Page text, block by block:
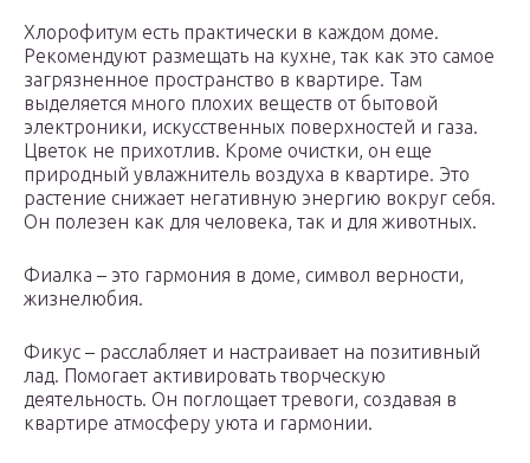
Хлорофитум есть практически в каждом доме.
Рекомендуют размещать на кухне, так как это самое
загрязненное пространство в квартире. Там
выделяется много плохих веществ от бытовой
электроники, искусственных поверхностей и газа.
Цветок не прихотлив. Кроме очистки, он еще
природный увлажнитель воздуха в квартире. Это
растение снижает негативную энергию вокруг себя.
Он полезен как для человека, так и для животных.
Фиалка – это гармония в доме, символ верности,
жизнелюбия.
Фикус – расслабляет и настраивает на позитивный
лад. Помогает активировать творческую
деятельность. Он поглощает тревоги, создавая в
квартире атмосферу уюта и гармонии.